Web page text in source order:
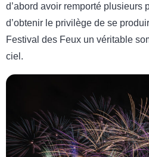
d’abord avoir remporté plusieurs
d’obtenir le privilège de se
Festival des Feux un véritable
ciel.